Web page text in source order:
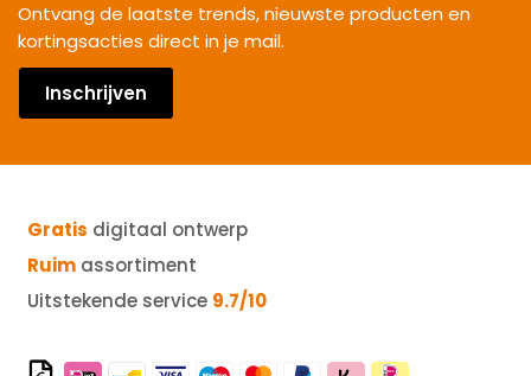
Ontvang de laatste trends, nieuwste producten en
kortingsacties direct in je mail.
Inschrijven
Gratis digitaal ontwerp
Ruim assortiment
Uitstekende service 9.7/10